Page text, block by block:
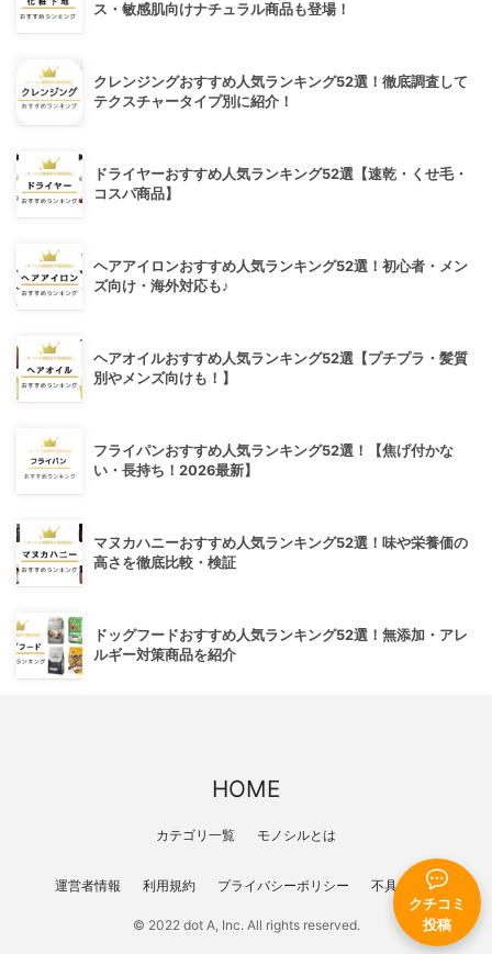
クチコミ
投稿
ス・敏感肌向けナチュラル商品も登場！
クレンジングおすすめ人気ランキング52選！徹底調査して
テクスチャータイプ別に紹介！
ドライヤーおすすめ人気ランキング52選【速乾・くせ毛・
コスパ商品】
ヘアアイロンおすすめ人気ランキング52選！初心者・メン
ズ向け・海外対応も♪
ヘアオイルおすすめ人気ランキング52選【プチプラ・髪質
別やメンズ向けも！】
フライパンおすすめ人気ランキング52選！【焦げ付かな
い・長持ち！2026最新】
マヌカハニーおすすめ人気ランキング52選！味や栄養価の
高さを徹底比較・検証
ドッグフードおすすめ人気ランキング52選！無添加・アレ
ルギー対策商品を紹介
HOME
カテゴリ一覧 モノシルとは
運営者情報 利用規約 プライバシーポリシー 不具合報告
© 2022 dot A, Inc. All rights reserved.